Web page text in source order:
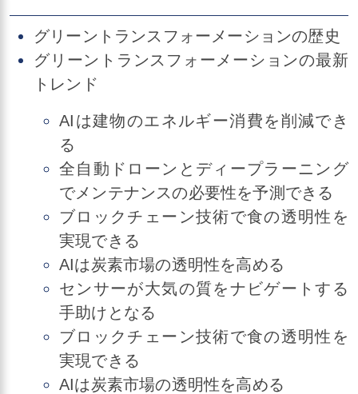
グリーントランスフォーメーションの歴史
グリーントランスフォーメーションの最新
トレンド
AIは建物のエネルギー消費を削減でき
る
全自動ドローンとディープラーニング
でメンテナンスの必要性を予測できる
ブロックチェーン技術で食の透明性を
実現できる
AIは炭素市場の透明性を高める
センサーが大気の質をナビゲートする
手助けとなる
ブロックチェーン技術で食の透明性を
実現できる
AIは炭素市場の透明性を高める